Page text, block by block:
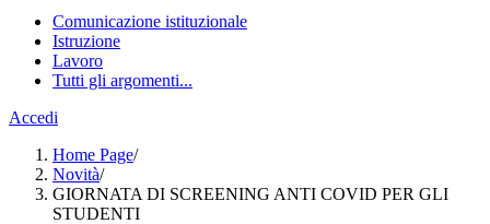
Comunicazione istituzionale
Istruzione
Lavoro
Tutti gli argomenti...
Accedi
Home Page/
Novità/
GIORNATA DI SCREENING ANTI COVID PER GLI
STUDENTI